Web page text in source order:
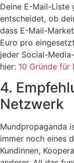
Deine E-Mail-Liste
entscheidet, ob
dass E-Mail-
Euro pro
jeder Social-
hier: 10 Gründe
4.
Netzwerk
Mundpropaganda
immer noch eines
Kundinnen,